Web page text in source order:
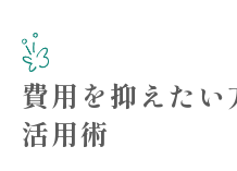
納得できる調査
夫婦の窓口が推
費用を抑えた
活用術